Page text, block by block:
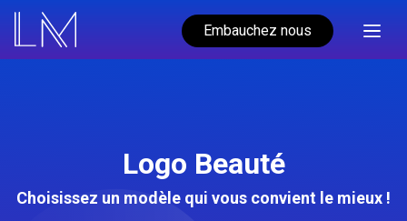
Embauchez nous
Logo Beauté
Choisissez un modèle qui vous convient le mieux !